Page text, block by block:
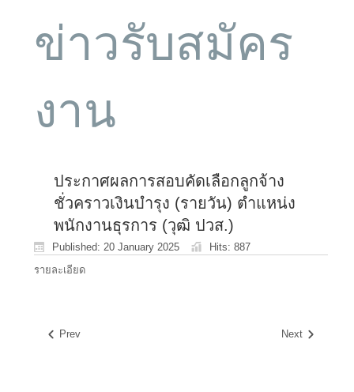
ข่าวรับสมัคร
งาน
ประกาศผลการสอบคัดเลือกลูกจ้าง
ชั่วคราวเงินบำรุง (รายวัน) ตำแหน่ง
พนักงานธุรการ (วุฒิ ปวส.)
Published: 20 January 2025
Hits: 887
รายละเอียด
Prev Next